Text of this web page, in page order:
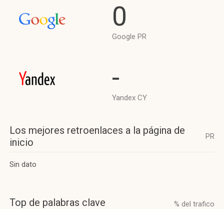
0
Google PR
-
Yandex CY
Los mejores retroenlaces a la página de
inicio
PR
Sin dato
Top de palabras clave % del trafico